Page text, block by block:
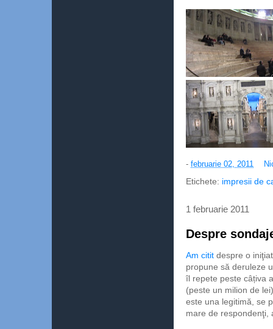
- februarie 02, 2011
Etichete: impresii de
1 februarie 2011
Despre
Am citit despre o
propune să deruleze
îl repete peste câțiva
(peste un milion de
este una legitimă, se
mare de respondenţi,